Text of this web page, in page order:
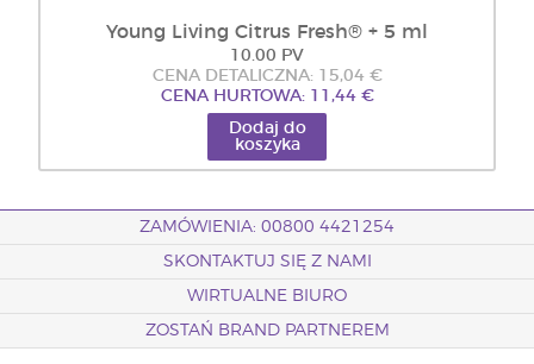
Young Living Citrus Fresh® + 5 ml
10.00 PV
CENA DETALICZNA: 15,04 €
CENA HURTOWA: 11,44 €
Dodaj do
koszyka
ZAMÓWIENIA: 00800 4421254
SKONTAKTUJ SIĘ Z NAMI
WIRTUALNE BIURO
ZOSTAŃ BRAND PARTNEREM